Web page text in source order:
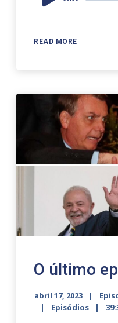
READ MORE
Player
O último
abril 17, 2023
Episódios